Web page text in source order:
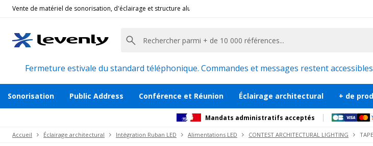
Vente de matériel de sonorisation, d'éclairage et structure alu pour l'évènementiel et la communication, stand exposition,
Fermeture estivale du standard téléphonique. Commandes et messages restent
Sonorisation Public Address Conférence et Réunion Éclairage architectural + de
Mandats administratifs acceptés
Accueil Éclairage architectural Intégration Ruban LED Alimentations LED CONTEST ARCHITECTURAL LIGHTING